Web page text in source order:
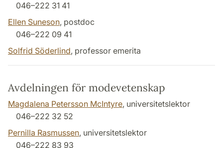
046–222 31 41
Ellen Suneson, postdoc
046–222 09 41
Solfrid Söderlind, professor emerita
Avdelningen för modevetenskap
Magdalena Petersson McIntyre, universitetslektor
046–222 32 52
Pernilla Rasmussen, universitetslektor
046–222 83 93